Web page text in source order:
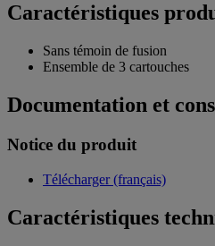
Caractéristiques
Sans témoin de fusion
Ensemble de 3 cartouches
Documentation et
Notice du produit
Télécharger (français)
Caractéristiques